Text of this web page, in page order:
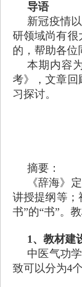
导语
新冠疫情
研领域尚有很
的，帮助各位
本期内容
考》，文章回
习探讨。
摘要：
《辞海》
讲授提纲等；
书”的“书”。
1、教材建
中医气功
致可以分为4